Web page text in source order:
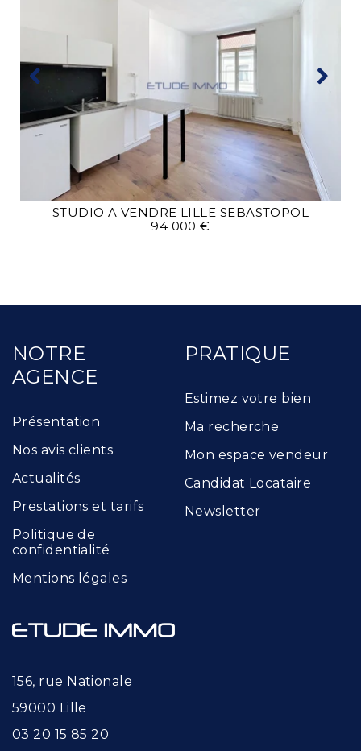
STUDIO A VENDRE LILLE SEBASTOPOL
94 000 €
NOTRE
AGENCE
Présentation
Nos avis clients
Actualités
Prestations et tarifs
Politique de
confidentialité
Mentions légales
PRATIQUE
Estimez votre bien
Ma recherche
Mon espace vendeur
Candidat Locataire
Newsletter
156, rue Nationale
59000 Lille
03 20 15 85 20